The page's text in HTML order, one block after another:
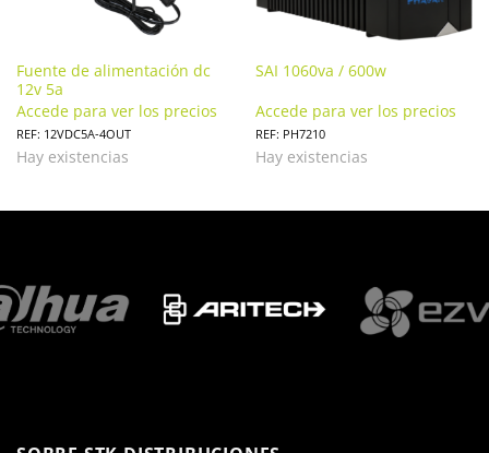
Fuente de alimentación dc
12v 5a
Accede para ver los precios
REF: 12VDC5A-4OUT
Hay existencias
SAI 1060va / 600w
Accede para ver los precios
REF: PH7210
Hay existencias